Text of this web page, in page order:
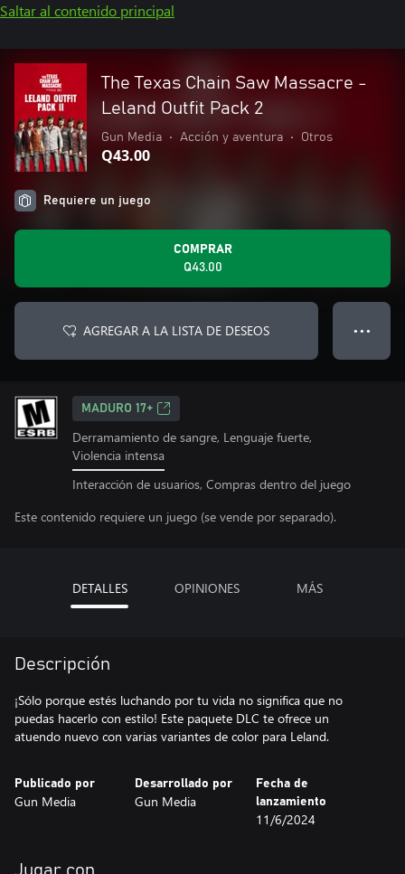
Saltar al contenido principal
The Texas Chain Saw Massacre -
Leland Outfit Pack 2
Gun Media • Acción y aventura • Otros
Q43.00
Requiere un juego
COMPRAR
Q43.00
AGREGAR A LA LISTA DE DESEOS ● ● ●
MADURO 17+
Derramamiento de sangre, Lenguaje fuerte,
Violencia intensa
Interacción de usuarios, Compras dentro del juego
Este contenido requiere un juego (se vende por separado).
DETALLES OPINIONES MÁS
Descripción
¡Sólo porque estés luchando por tu vida no significa que no
puedas hacerlo con estilo! Este paquete DLC te ofrece un
atuendo nuevo con varias variantes de color para Leland.
Publicado por
Gun Media
Desarrollado por
Gun Media
Fecha de
lanzamiento
11/6/2024
Jugar con